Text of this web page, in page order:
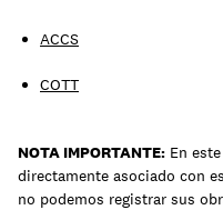
ACCS
COTT
NOTA IMPORTANTE: En
directamente asociado con
no podemos registrar sus